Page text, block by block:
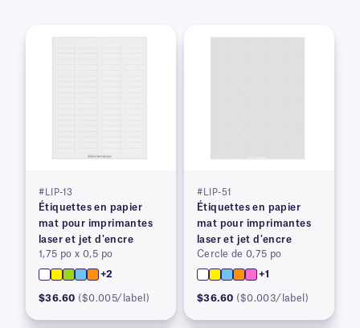
#LIP-13
Étiquettes en papier
mat pour imprimantes
laser et jet d'encre
1,75 po x 0,5 po
+2
$36.60 ($0.005/label)
#LIP-51
Étiquettes en papier
mat pour imprimantes
laser et jet d'encre
Cercle de 0,75 po
+1
$36.60 ($0.003/label)